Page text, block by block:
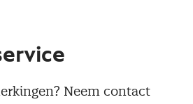
Neem contact